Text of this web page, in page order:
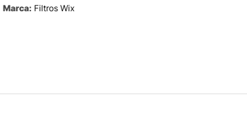
Marca: Filtros Wix